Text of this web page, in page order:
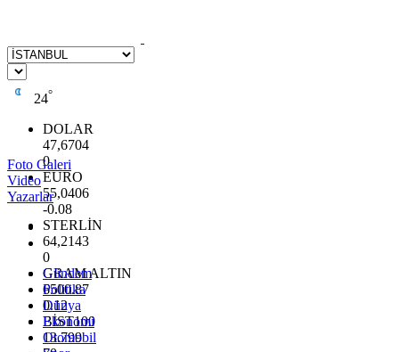
24°
DOLAR
47,6704
0
EURO
55,0406
-0.08
STERLİN
64,2143
0
GRAM ALTIN
6500.87
0.12
BİST100
13.799
Foto Galeri
Video
Yazarlar
Gündem
Politika
Dünya
Ekonomi
Otomobil